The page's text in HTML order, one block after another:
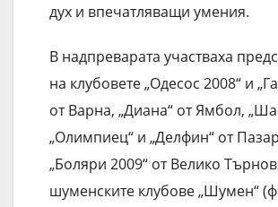
дух и впечатляващи умения.
В надпреварата участваха
на клубовете „Одесос 2008“ и
от Варна, „Диана“ от Ямбол,
„Олимпиец“ и „Делфин“ от
„Боляри 2009“ от Велико
шуменските клубове „Шумен“